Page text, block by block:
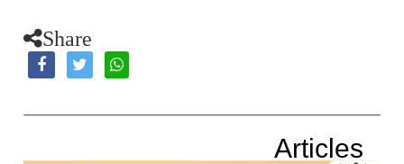
Share
Articles